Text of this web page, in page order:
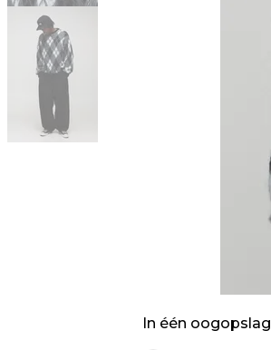
In één oogopslag